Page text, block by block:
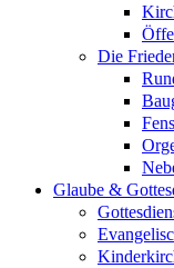
Die
Glaube &